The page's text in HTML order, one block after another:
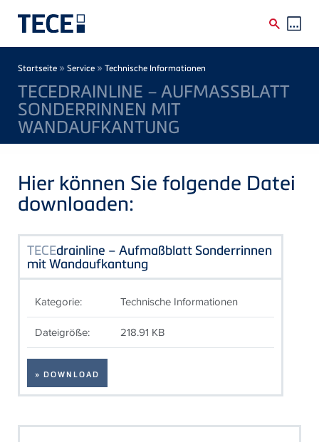
Breadcrumb
Startseite » Service » Technische Informationen
TECEDRAINLINE – AUFMASSBLATT S
ONDERRINNEN MIT W
ANDAUFKANTUNG
Hier können Sie folgende Datei
downloaden:
TECEdrainline – Aufmaßblatt Sonderrinnen
mit Wandaufkantung
Kategorie: Technische Informationen
Dateigröße: 218.91 KB
» DOWNLOAD